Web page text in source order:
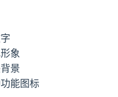
象
景
能图标